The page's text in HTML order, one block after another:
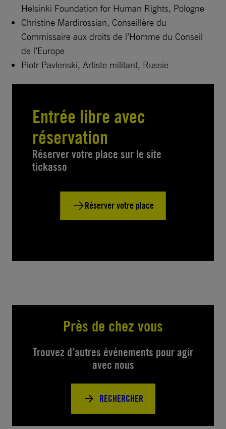
Helsinki Foundation for Human Rights, Pologne
Christine Mardirossian, Conseillère du
Commissaire aux droits de l’Homme du Conseil
de l’Europe
Piotr Pavlenski, Artiste militant, Russie
Entrée libre avec
réservation
Réserver votre place sur le site
tickasso
Réserver votre place
Près de chez vous
Trouvez d’autres événements pour agir
avec nous
RECHERCHER